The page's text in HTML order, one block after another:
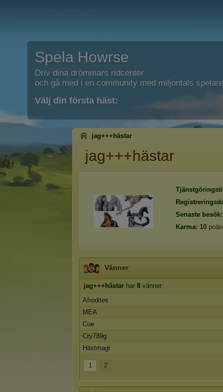
Spela Howrse
Driv dina drömmars ridcenter
och gå med i en community med miljontals
Välj din första häst:
jag+++hästar
jag+++hästar
Senaste besök:
Karma: 10
Vänner
jag+++hästar har 8 vänner:
Afrodites
MEA
Cue
Cry789g
Hästmagi
1 2